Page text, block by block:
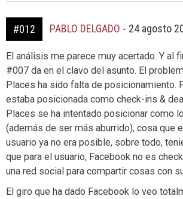
#012 PABLO DELGADO - 24 agosto
El análisis me parece muy acertado. Y al
#007 da en el clavo del asunto. El
Places ha sido falta de posicionamiento.
estaba posicionada como check-ins &
Places se ha intentado posicionar como
(además de ser más aburrido), cosa que
usuario ya no era posible, sobre todo,
que para el usuario, Facebook no es
una red social para compartir cosas con
El giro que ha dado Facebook lo veo